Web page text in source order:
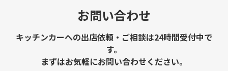
お問い合わせ
キッチンカーへの出店依頼・ご相談は24時間受付中で
す。
まずはお気軽にお問い合わせください。